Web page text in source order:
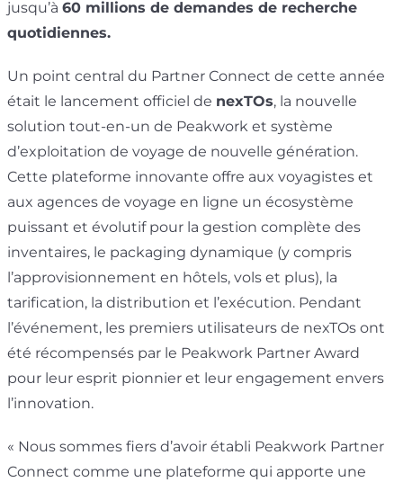
jusqu’à 60 millions de demandes de recherche
quotidiennes.
Un point central du Partner Connect de cette année
était le lancement officiel de nexTOs, la nouvelle
solution tout-en-un de Peakwork et système
d’exploitation de voyage de nouvelle génération.
Cette plateforme innovante offre aux voyagistes et
aux agences de voyage en ligne un écosystème
puissant et évolutif pour la gestion complète des
inventaires, le packaging dynamique (y compris
l’approvisionnement en hôtels, vols et plus), la
tarification, la distribution et l’exécution. Pendant
l’événement, les premiers utilisateurs de nexTOs ont
été récompensés par le Peakwork Partner Award
pour leur esprit pionnier et leur engagement envers
l’innovation.
« Nous sommes fiers d’avoir établi Peakwork Partner
Connect comme une plateforme qui apporte une